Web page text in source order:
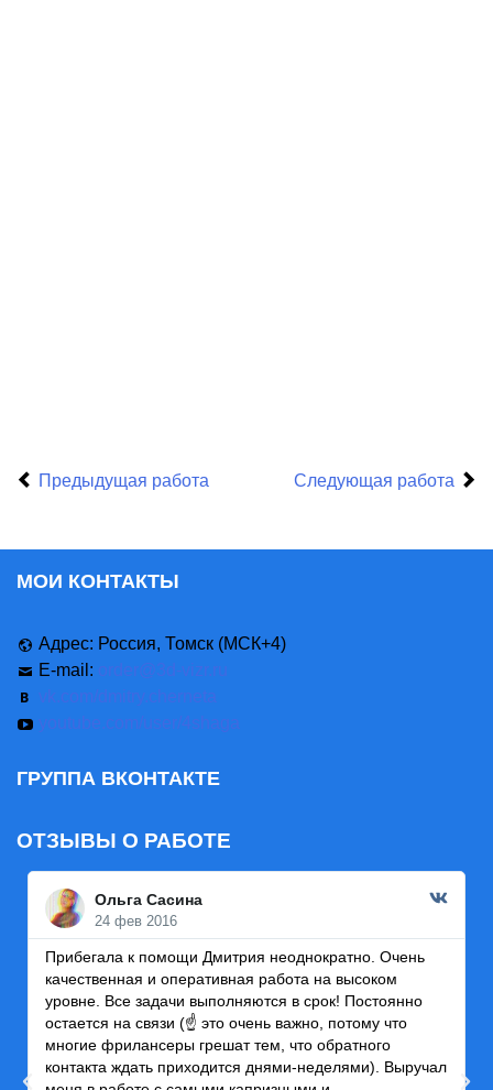
Предыдущая работа Следующая работа
МОИ КОНТАКТЫ
Адрес: Россия, Томск (МСК+4)
E-mail: order@3d-vizr.ru
vk.com/dmitry.cherneta
youtube.com/user/4shaga
ГРУППА ВКОНТАКТЕ
ОТЗЫВЫ О РАБОТЕ
Ольга Сасина
24 фев 2016
Прибегала к помощи Дмитрия неоднократно. Очень
качественная и оперативная работа на высоком
уровне. Все задачи выполняются в срок! Постоянно
остается на связи (☝ это очень важно, потому что
многие фрилансеры грешат тем, что обратного
контакта ждать приходится днями-неделями). Выручал